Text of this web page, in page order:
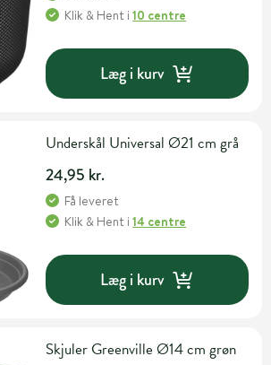
Klik & Hent i10 centre
Læg i kurv
Underskål Universal Ø21 cm grå
24,95 kr.
Få leveret
Klik & Hent i14 centre
Læg i kurv
Skjuler Greenville Ø14 cm grøn